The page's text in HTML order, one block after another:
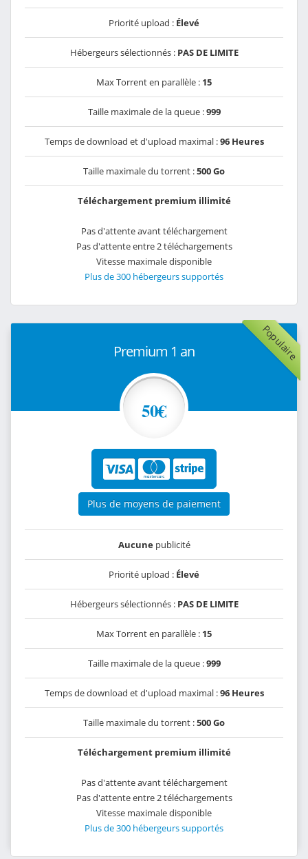
Priorité upload : Élevé
Hébergeurs sélectionnés : PAS DE LIMITE
Max Torrent en parallèle : 15
Taille maximale de la queue :999
Temps de download et d'upload maximal :96 Heures
Taille maximale du torrent :500 Go
Téléchargement premium illimité
Pas d'attente avant téléchargement
Pas d'attente entre 2 téléchargements
Vitesse maximale disponible
Plus de 300 hébergeurs supportés
Populaire
Premium 1 an
50€
Plus de moyens de paiement
Aucunepublicité
Priorité upload : Élevé
Hébergeurs sélectionnés : PAS DE LIMITE
Max Torrent en parallèle : 15
Taille maximale de la queue :999
Temps de download et d'upload maximal :96 Heures
Taille maximale du torrent :500 Go
Téléchargement premium illimité
Pas d'attente avant téléchargement
Pas d'attente entre 2 téléchargements
Vitesse maximale disponible
Plus de 300 hébergeurs supportés